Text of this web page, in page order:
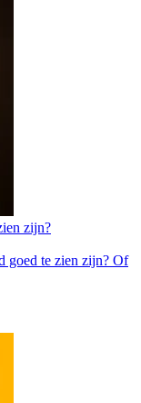
zijn?
goed te zien zijn? Of